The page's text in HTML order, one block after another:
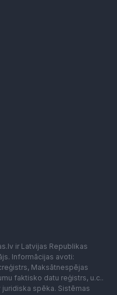
ir Latvijas Republikas
Informācijas avoti:
Maksātnespējas
faktisko datu reģistrs, u.c..
juridiska spēka. Sistēmas